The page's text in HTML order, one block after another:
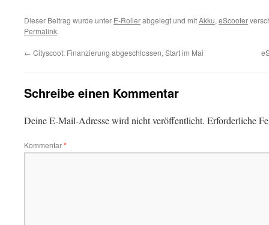
Dieser Beitrag wurde unter E-Rollerabgelegt und mitAkku, eScooter
Permalink.
← Cityscoot: Finanzierung abgeschlossen, Start im Mai
Schreibe einen Kommentar
Deine E-Mail-Adresse wird nicht veröffentlicht. Erforderliche
Kommentar*